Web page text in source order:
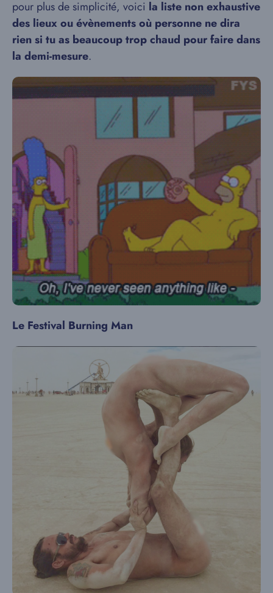
pour plus de simplicité, voici la liste non exhaustive
des lieux ou évènements où personne ne dira
rien si tu as beaucoup trop chaud pour faire dans
la demi-mesure.
Le Festival Burning Man